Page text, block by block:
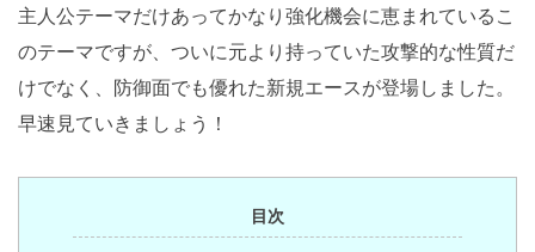
主人公テーマだけあってかなり強化機会に恵まれているこ
のテーマですが、ついに元より持っていた攻撃的な性質だ
けでなく、防御面でも優れた新規エースが登場しました。
早速見ていきましょう！
目次